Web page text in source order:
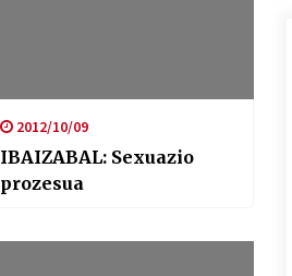
2012/10/09
IBAIZABAL: Sexuazio
prozesua